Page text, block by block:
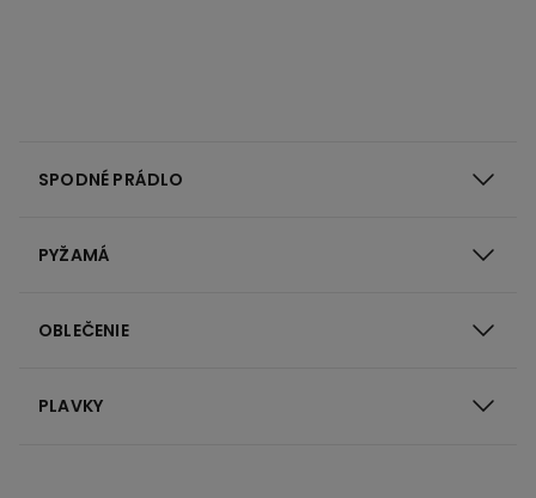
SPODNÉ PRÁDLO
PYŽAMÁ
OBLEČENIE
PLAVKY